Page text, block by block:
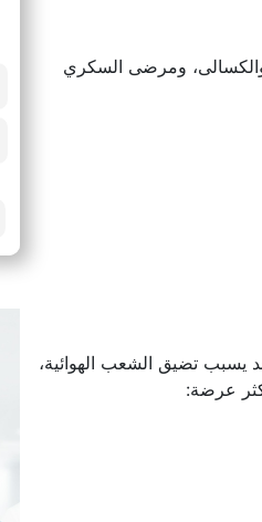
والكسالى، ومرضى السكري
يسبب تضيق الشعب الهوائية،
عرضة: